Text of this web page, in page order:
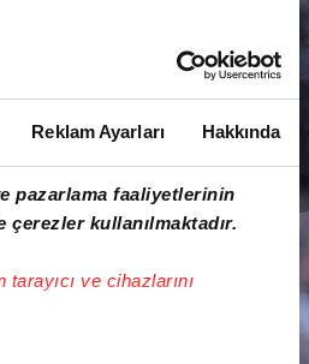
Reklam Ayarları Hakkında
pazarlama faaliyetlerinin
çerezler kullanılmaktadır.
tarayıcı ve cihazlarını